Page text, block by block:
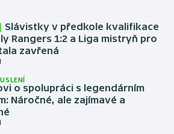
Slávistky v předkole kvalifikace
Rangers 1:2 a Liga mistryň pro
zavřená
o spolupráci s legendárním
Náročné, ale zajímavé a